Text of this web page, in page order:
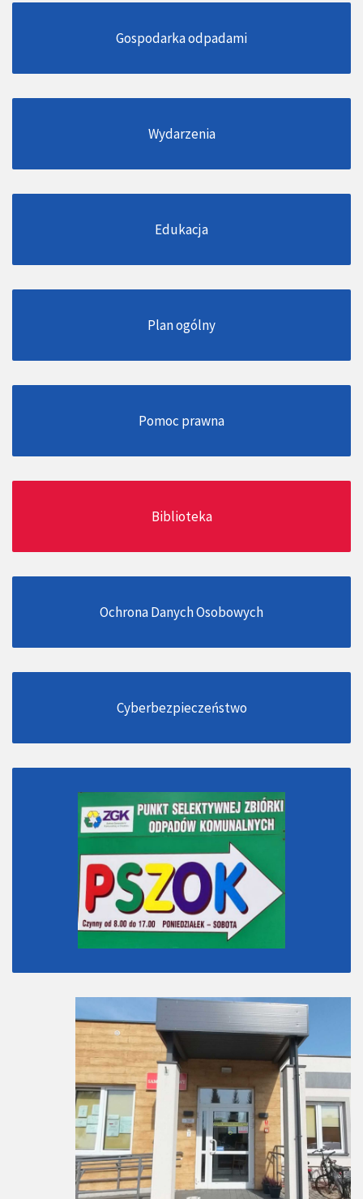
Gospodarka odpadami
Wydarzenia
Edukacja
Plan ogólny
Pomoc prawna
Biblioteka
Ochrona Danych Osobowych
Cyberbezpieczeństwo